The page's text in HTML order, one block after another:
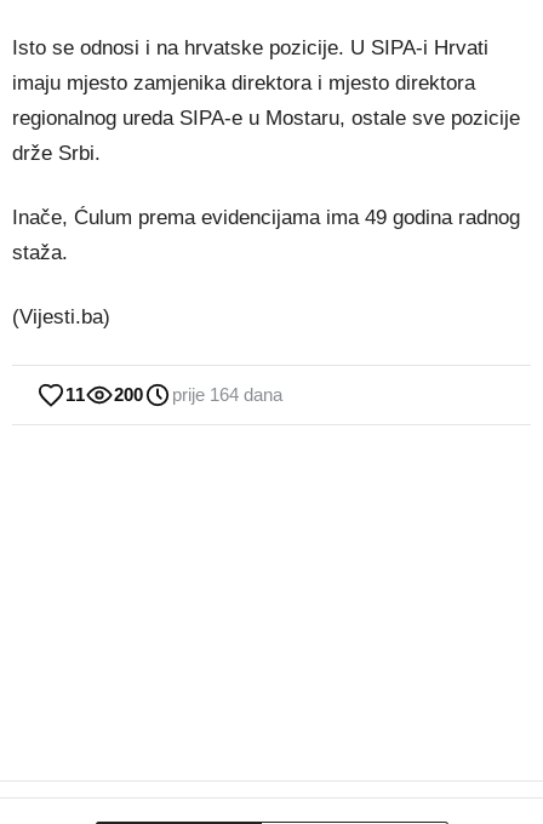
Isto se odnosi i na hrvatske pozicije. U SIPA-i Hrvati
imaju mjesto zamjenika direktora i mjesto direktora
regionalnog ureda SIPA-e u Mostaru, ostale sve pozicije
drže Srbi.
Inače, Ćulum prema evidencijama ima 49 godina radnog
staža.
(Vijesti.ba)
11 200 prije 164 dana